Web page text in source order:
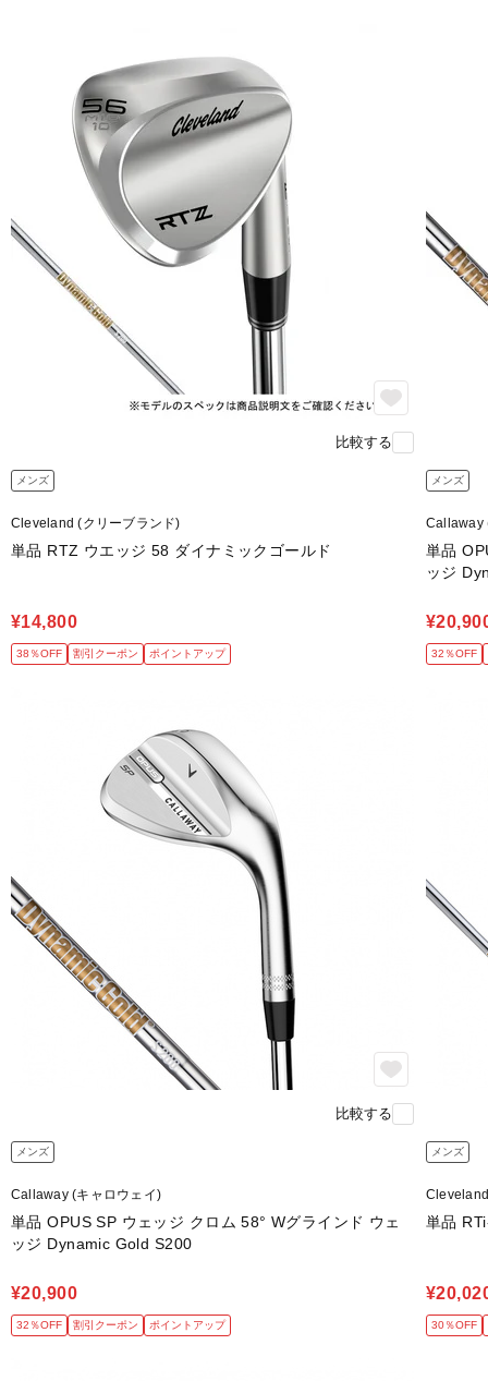
比較する
メンズ
Cleveland (クリーブランド)
単品 RTZ ウエッジ 58 ダイナミックゴールド
¥14,800
38％OFF 割引クーポン ポイントアップ
メンズ
Callaway
単品
ッジ
32％OFF
比較する
メンズ
Callaway (キャロウェイ)
単品 OPUS SP ウェッジ クロム 58° Wグラインド ウェ
ッジ Dynamic Gold S200
¥20,900
32％OFF 割引クーポン ポイントアップ
メンズ
単品
30％OFF